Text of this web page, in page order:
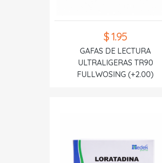
$ 1.95
GAFAS DE LECTURA
ULTRALIGERAS TR90
FULLWOSING (+2.00)